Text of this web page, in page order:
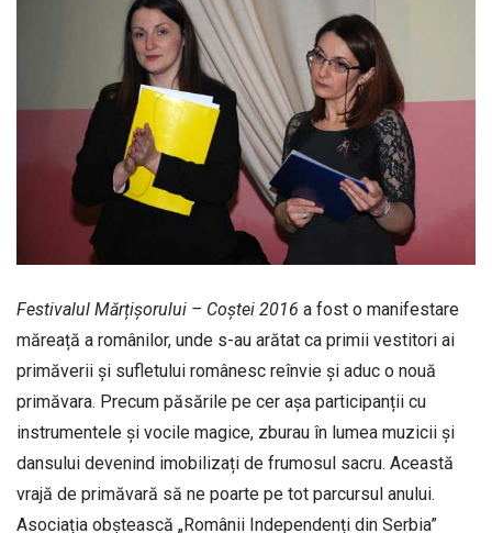
Festivalul Mărțișorului – Coștei 2016 a fost o manifestare
măreață a românilor, unde s-au arătat ca primii vestitori ai
primăverii și sufletului românesc reînvie și aduc o nouă
primăvara. Precum păsările pe cer așa participanții cu
instrumentele și vocile magice, zburau în lumea muzicii și
dansului devenind imobilizați de frumosul sacru. Această
vrajă de primăvară să ne poarte pe tot parcursul anului.
Asociația obștească „Românii Independenți din Serbia”